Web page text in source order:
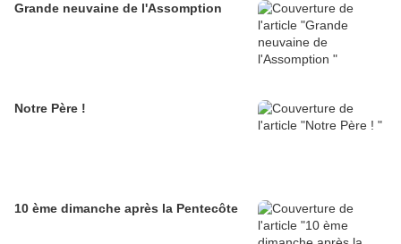
Grande neuvaine de l'Assomption
Notre Père !
10 ème dimanche après la Pentecôte